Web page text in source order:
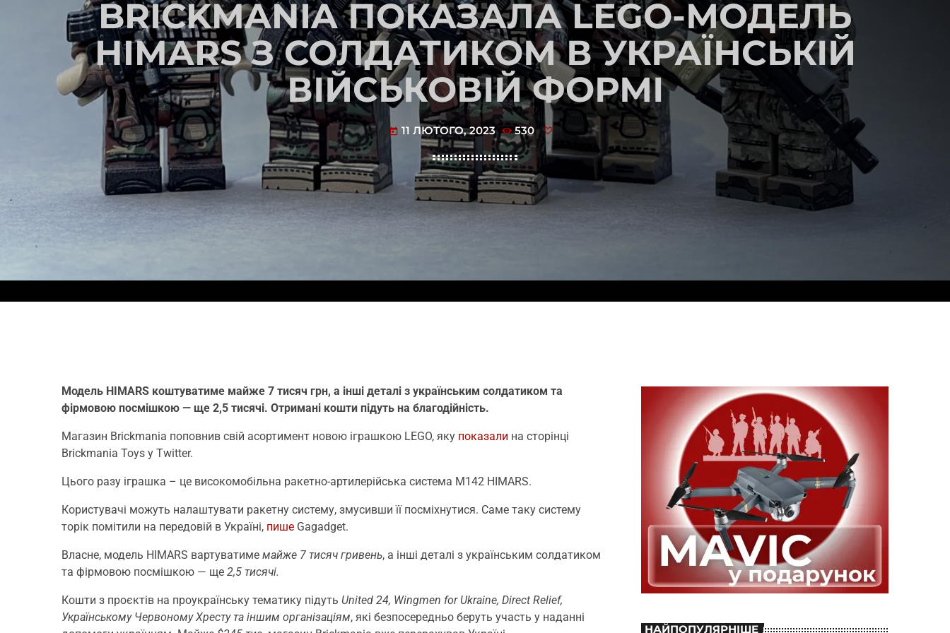
BRICKMANIA ПОКАЗАЛА LEGO-МОДЕЛЬ
HIMARS З СОЛДАТИКОМ В УКРАЇНСЬКІЙ
ВІЙСЬКОВІЙ ФОРМІ
today 11 ЛЮТОГО, 2023 530
Модель HIMARS коштуватиме майже 7 тисяч грн, а інші деталі з українським солдатиком та
фірмовою посмішкою — ще 2,5 тисячі. Отримані кошти підуть на благодійність.
Магазин Brickmania поповнив свій асортимент новою іграшкою LEGO, яку показали на сторінці
Brickmania Toys у Twitter.
Цього разу іграшка – це високомобільна ракетно-артилерійська система M142 HIMARS.
Користувачі можуть налаштувати ракетну систему, змусивши її посміхнутися. Саме таку систему
торік помітили на передовій в Україні, пише Gagadget.
Власне, модель HIMARS вартуватиме майже 7 тисяч гривень, а інші деталі з українським солдатиком
та фірмовою посмішкою — ще 2,5 тисячі.
Кошти з проєктів на проукраїнську тематику підуть United 24, Wingmen for Ukraine, Direct Relief,
Українському Червоному Хресту та іншим організаціям, які безпосередньо беруть участь у наданні
НАЙПОПУЛЯРНІШЕ